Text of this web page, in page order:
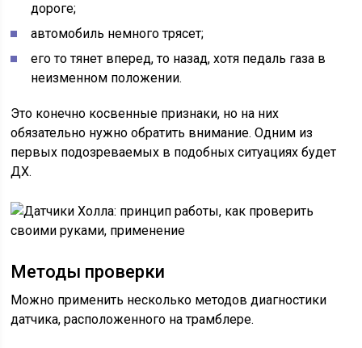
дороге;
автомобиль немного трясет;
его то тянет вперед, то назад, хотя педаль газа в
неизменном положении.
Это конечно косвенные признаки, но на них
обязательно нужно обратить внимание. Одним из
первых подозреваемых в подобных ситуациях будет
ДХ.
Методы проверки
Можно применить несколько методов диагностики
датчика, расположенного на трамблере.